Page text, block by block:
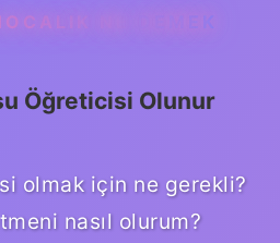
NE DEMEK
Öğreticisi Olunur
olmak için ne gerekli?
nasıl olurum?